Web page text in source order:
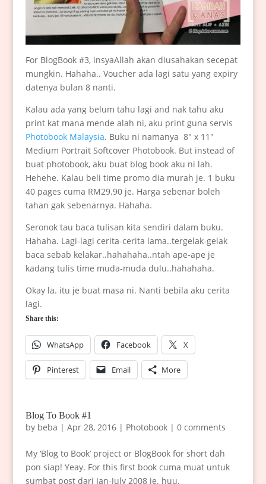
For BlogBook #3, insyaAllah akan diusahakan secepat
mungkin. Hahaha.. Voucher ada lagi satu yang expiry
datenya bulan 8 nanti.
Kalau ada yang belum tahu lagi and nak tahu aku
print kat mana mende alah ni, aku print guna servis
Photobook Malaysia. Buku ni namanya 8″ x 11″
Medium Portrait Softcover Photobook. But instead of
buat photobook, aku buat blog book aku ni lah.
Hehehe. Kalau beli time promo dia murah je. 1 buku
40 pages cuma RM29.90 je. Harga sebenar boleh
tahan gak sebenarnya. Hahaha.
Seronok tau baca tulisan kita sendiri dalam buku.
Hahaha. Lagi-lagi cerita-cerita lama..tergelak-gelak
baca sebab kelakar..hahahaha..ntah ape-ape je
kadang tulis time muda-muda dulu..hahahaha.
Okay la. itu je buat masa ni. Nanti bebila aku cerita
lagi.
Share this:
WhatsApp Facebook X
Pinterest Email More
Blog To Book #1
by beba | Apr 28, 2016| Photobook| 0 comments
My ‘Blog to Book’ project or BlogBook for short dah
pon siap! Yeay. For this first book cuma muat untuk
sumbat post dari Jan-July 2008 je. huu.